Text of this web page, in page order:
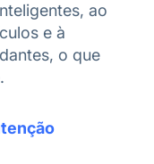
ao
e à
o que